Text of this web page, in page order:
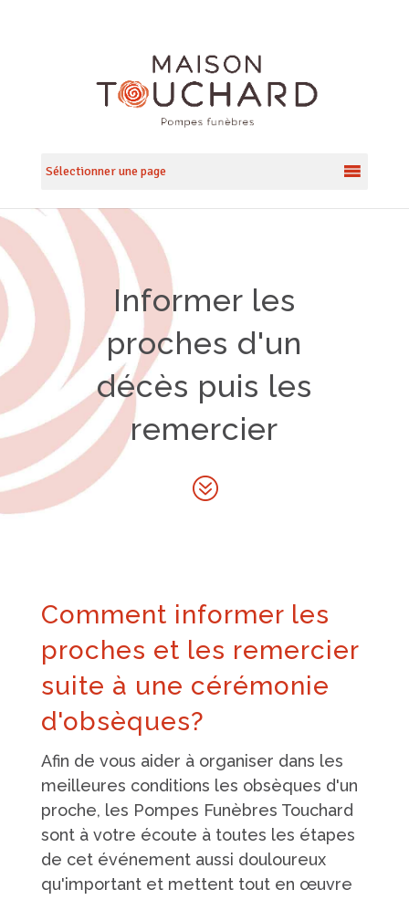
Sélectionner une page
Informer les
proches d'un
décès puis les
remercier
?
Comment informer les
proches et les remercier
suite à une cérémonie
d'obsèques?
Afin de vous aider à organiser dans les
meilleures conditions les obsèques d'un
proche, les Pompes Funèbres Touchard
sont à votre écoute à toutes les étapes
de cet événement aussi douloureux
qu'important et mettent tout en œuvre